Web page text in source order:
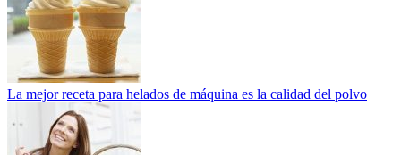
La mejor receta para helados de máquina es la calidad del polvo